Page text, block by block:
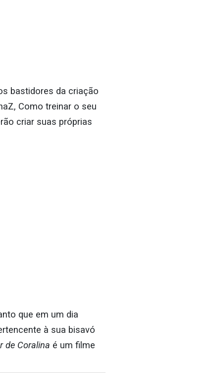
bastidores da criação
Como treinar o seu
criar suas próprias
que em um dia
à sua bisavó
de Coralina é um filme